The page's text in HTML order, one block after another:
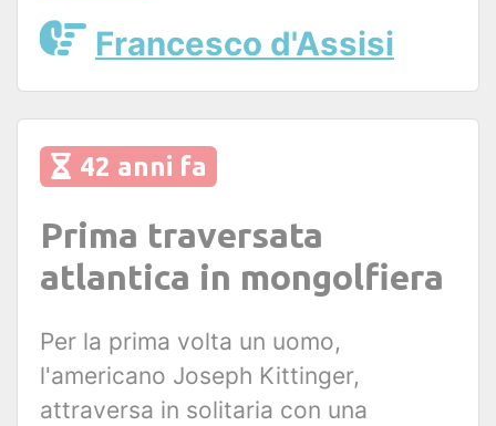
Francesco d'Assisi
42 anni fa
Prima traversata
atlantica in mongolfiera
Per la prima volta un uomo,
l'americano Joseph Kittinger,
attraversa in solitaria con una